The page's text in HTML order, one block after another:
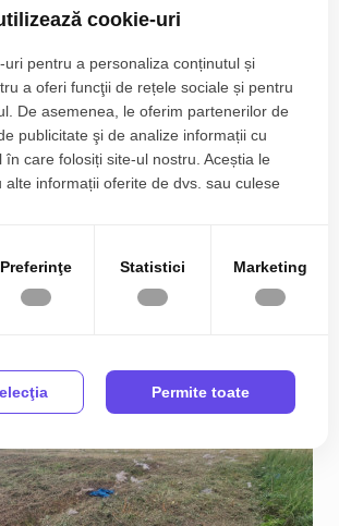
cu utilitati, 642 mp, Sag
cookie-uri
uri pentru a personaliza conținutul și
a oferi funcţii de rețele sociale și pentru
De asemenea, le oferim partenerilor de
publicitate şi de analize informații cu
în care folosiți site-ul nostru. Aceștia le
alte informații oferite de dvs. sau culese
Preferinţe Statistici Marketing
Permite toate